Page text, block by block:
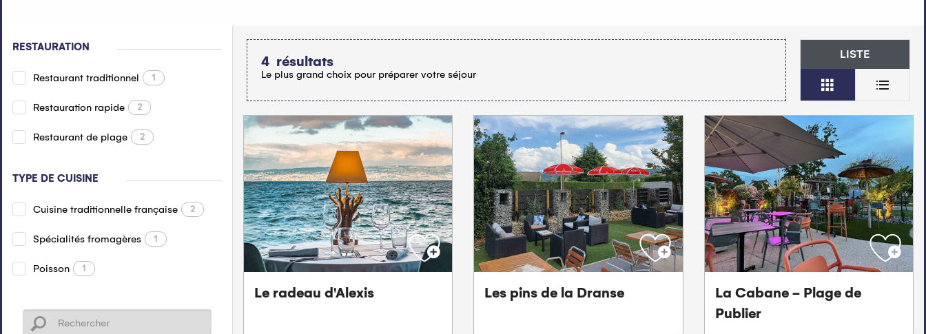
RESTAURATION
Restaurant traditionnel 1
Restauration rapide 2
Restaurant de plage 2
TYPE DE CUISINE
Cuisine traditionnelle française 2
Spécialités fromagères 1
Poisson 1
4 résultats
Le plus grand choix pour préparer votre séjour
LISTE
Le radeau d'Alexis Les pins de la Dranse
La Cabane - Plage de
Publier